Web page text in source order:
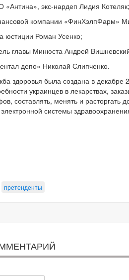
«Антина», экс-нардеп Лидия Котеляк;
компании «ФинХэлпФарм»
юстиции Роман Усенко;
главы Минюста Андрей
депо» Николай Слипченко.
здоровья была создана в декабре
украинцев в лекарствах,
составлять, менять и
системы
претенденты